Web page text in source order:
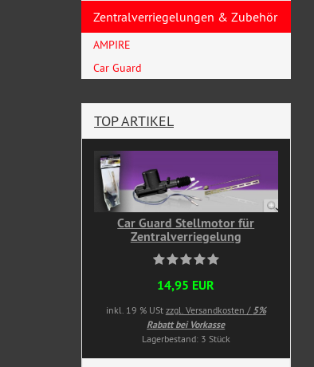
Zentralverriegelungen & Zubehör
AMPIRE
Car Guard
TOP ARTIKEL
Car Guard Stellmotor für
Zentralverriegelung
14,95 EUR
inkl. 19 % USt zzgl. Versandkosten / 5%
Rabatt bei Vorkasse
Lagerbestand: 3 Stück